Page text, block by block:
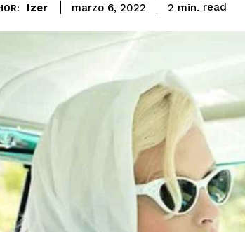
Izer marzo 6, 2022 2 min. read